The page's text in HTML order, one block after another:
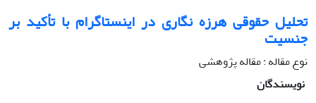
تحلیل حقوقی هرزه نگاری در اینستاگرام با تأکید بر
جنسیت
نوع مقاله : مقاله پژوهشی
نویسندگان